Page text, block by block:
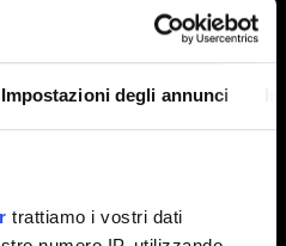
Impostazioni degli annunci
trattiamo i vostri dati
2.2 saranno